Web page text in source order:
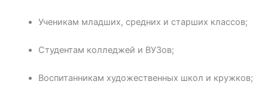
Ученикам младших, средних и старших классов;
Студентам колледжей и ВУЗов;
Воспитанникам художественных школ и кружков;